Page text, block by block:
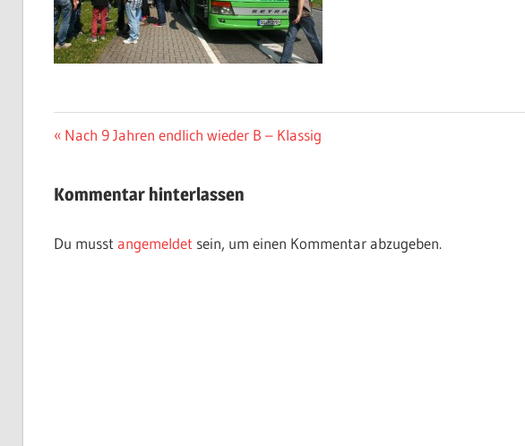
Beitragsnavigation
Vorheriger
Nach 9 Jahren endlich wieder B – Klassig
Kommentar hinterlassen
Du musst angemeldet sein, um einen Kommentar abzugeben.